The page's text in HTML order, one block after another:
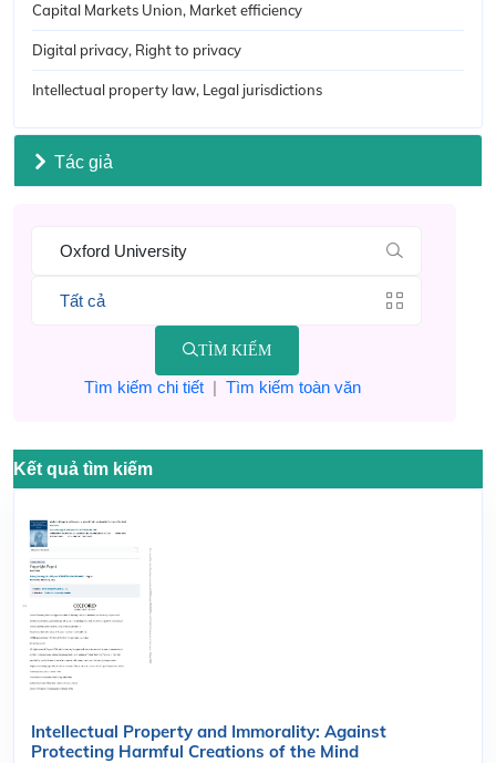
Capital Markets Union, Market efficiency
Digital privacy, Right to privacy
Intellectual property law, Legal jurisdictions
Tác giả
TÌM KIẾM
Tìm kiếm chi tiết| Tìm kiếm toàn văn
Kết quả tìm kiếm
Intellectual Property and Immorality: Against
Protecting Harmful Creations of the Mind